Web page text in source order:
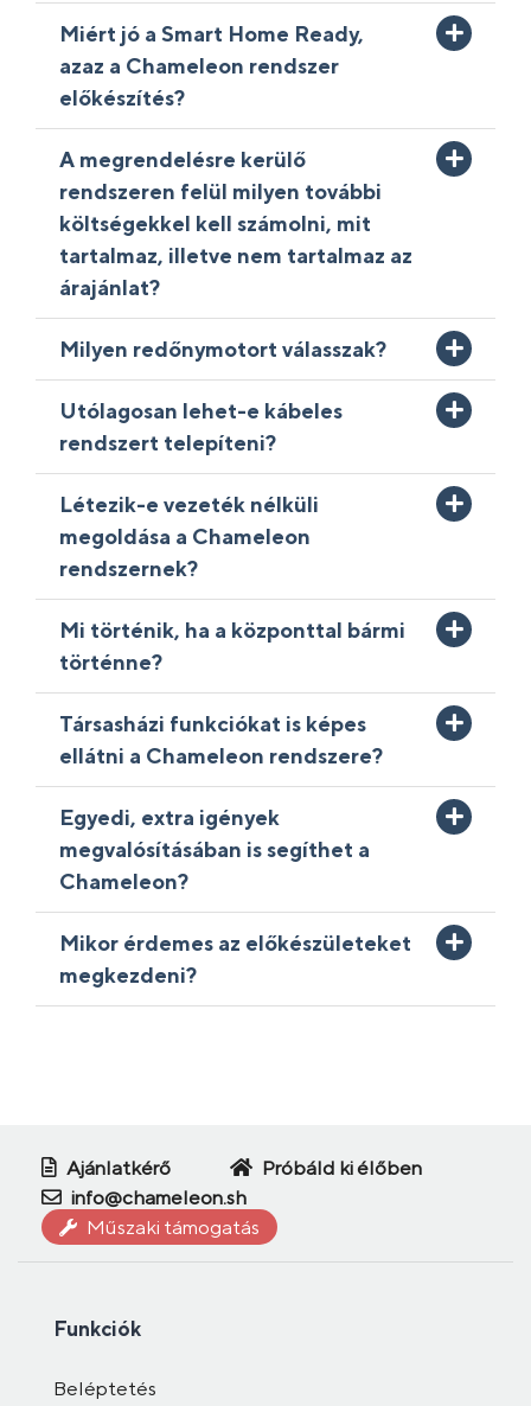
Miért jó a Smart Home Ready,
azaz a Chameleon rendszer
előkészítés?
A megrendelésre kerülő
rendszeren felül milyen további
költségekkel kell számolni, mit
tartalmaz, illetve nem tartalmaz az
árajánlat?
Milyen redőnymotort válasszak?
Utólagosan lehet-e kábeles
rendszert telepíteni?
Létezik-e vezeték nélküli
megoldása a Chameleon
rendszernek?
Mi történik, ha a központtal bármi
történne?
Társasházi funkciókat is képes
ellátni a Chameleon rendszere?
Egyedi, extra igények
megvalósításában is segíthet a
Chameleon?
Mikor érdemes az előkészületeket
megkezdeni?
Ajánlatkérő
Próbáld ki élőben
info@chameleon.sh
Műszaki támogatás
Funkciók
Beléptetés